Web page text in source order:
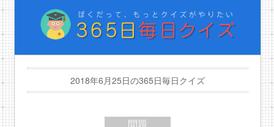
2018年6月25日の365日毎日クイズ
問題